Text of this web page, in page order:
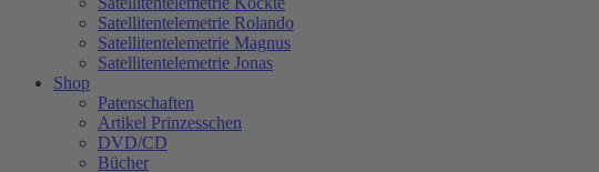
Satellitentelemetrie Rolando
Satellitentelemetrie Magnus
Satellitentelemetrie Jonas
Shop
Patenschaften
Artikel Prinzesschen
DVD/CD
Bücher